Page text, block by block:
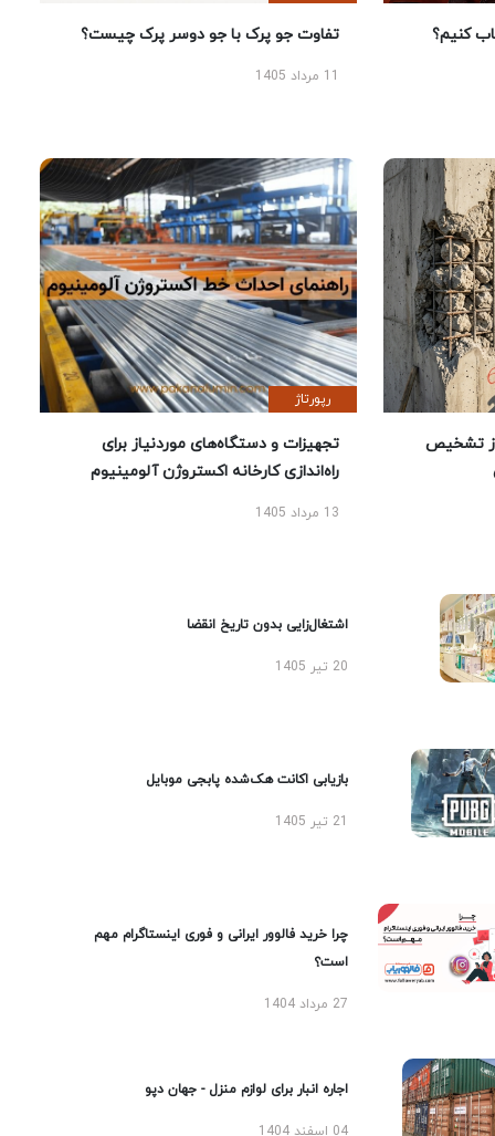
کنیم؟ تفاوت جو پرک با جو دوسر پرک چیست؟
تشخیص
رپورتاژ
تجهیزات و دستگاه‌های موردنیاز برای
راه‌اندازی کارخانه اکستروژن آلومینیوم
13 مرداد 1405
اشتغال‌زایی بدون تاریخ انقضا
20 تیر 1405
بازیابی اکانت هک‌شده پابجی موبایل
چرا خرید فالوور ایرانی و فوری اینستاگرام مهم
است؟
27 مرداد 1404
اجاره انبار برای لوازم منزل - جهان دپو
04 اسفند 1404